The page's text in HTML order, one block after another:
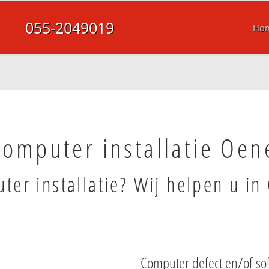
055-2049019
installatie
installatie? Wij helpen u in
Computer defect en/of